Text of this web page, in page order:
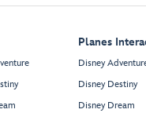
Planes
Disney
Disney Destiny
Disney Dream